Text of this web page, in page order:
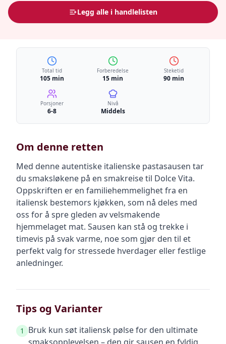
Legg alle i handlelisten
Total tid
105 min
Forberedelse
15 min
Steketid
90 min
Porsjoner
6-8
Nivå
Middels
Om denne retten
Med denne autentiske italienske pastasausen tar
du smaksløkene på en smakreise til Dolce Vita.
Oppskriften er en familiehemmelighet fra en
italiensk bestemors kjøkken, som nå deles med
oss for å spre gleden av velsmakende
hjemmelaget mat. Sausen kan stå og trekke i
timevis på svak varme, noe som gjør den til et
perfekt valg for stressede hverdager eller festlige
anledninger.
Tips og Varianter
1
Bruk kun søt italiensk pølse for den ultimate